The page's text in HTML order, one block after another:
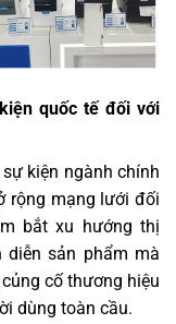
quốc tế đối với
kiện ngành chính
rộng mạng lưới đối
bắt xu hướng thị
sản phẩm mà
cố thương hiệu
dùng toàn cầu.